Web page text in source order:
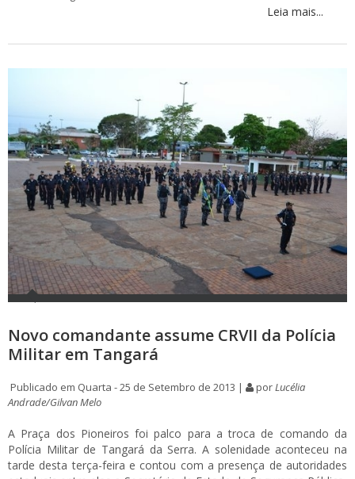
Leia mais...
Novo comandante assume CRVII da Polícia
Militar em Tangará
Publicado em Quarta - 25 de Setembro de 2013 | porLucélia
Andrade/Gilvan Melo
A Praça dos Pioneiros foi palco para a troca de comando da
Polícia Militar de Tangará da Serra. A solenidade aconteceu na
tarde desta terça-feira e contou com a presença de autoridades